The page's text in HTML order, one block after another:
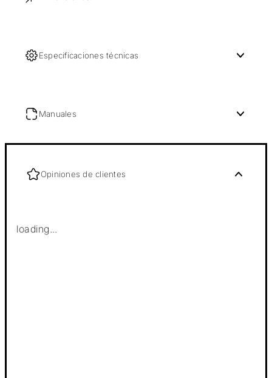
Especificaciones técnicas
Manuales
Opiniones de clientes
loading...